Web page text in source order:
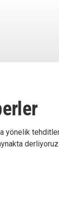
yönelik
derliyoruz.